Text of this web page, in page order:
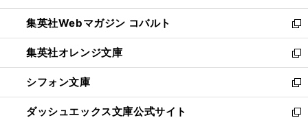
開
く
ウ
で
開
く
ン
ド
ウ
で
開
く
ウ
ィ
ン
ド
ウ
で
開
く
集英社Webマガジン コバルト
新
し
い
ウ
ィ
ン
ド
集英社オレンジ文庫
新
し
い
ウ
ィ
シフォン文庫
新
し
い
ダッシュエックス文庫公式サイト
新